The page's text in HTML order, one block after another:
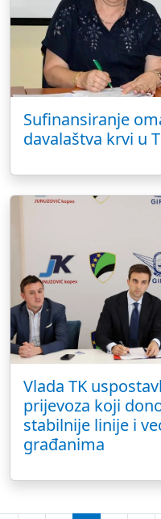
Sufinansiranje
davalaštva krvi u
Vlada TK
prijevoza koji
stabilnije linije i
građanima